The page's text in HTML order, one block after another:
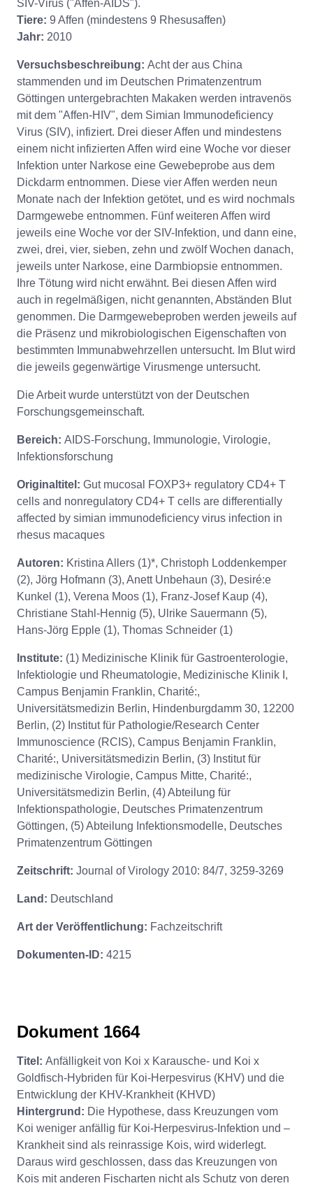
SIV-Virus ("Affen-AIDS").
Tiere: 9 Affen (mindestens 9 Rhesusaffen)
Jahr: 2010
Versuchsbeschreibung: Acht der aus China
stammenden und im Deutschen Primatenzentrum
Göttingen untergebrachten Makaken werden intravenös
mit dem "Affen-HIV", dem Simian Immunodeficiency
Virus (SIV), infiziert. Drei dieser Affen und mindestens
einem nicht infizierten Affen wird eine Woche vor dieser
Infektion unter Narkose eine Gewebeprobe aus dem
Dickdarm entnommen. Diese vier Affen werden neun
Monate nach der Infektion getötet, und es wird nochmals
Darmgewebe entnommen. Fünf weiteren Affen wird
jeweils eine Woche vor der SIV-Infektion, und dann eine,
zwei, drei, vier, sieben, zehn und zwölf Wochen danach,
jeweils unter Narkose, eine Darmbiopsie entnommen.
Ihre Tötung wird nicht erwähnt. Bei diesen Affen wird
auch in regelmäßigen, nicht genannten, Abständen Blut
genommen. Die Darmgewebeproben werden jeweils auf
die Präsenz und mikrobiologischen Eigenschaften von
bestimmten Immunabwehrzellen untersucht. Im Blut wird
die jeweils gegenwärtige Virusmenge untersucht.
Die Arbeit wurde unterstützt von der Deutschen
Forschungsgemeinschaft.
Bereich: AIDS-Forschung, Immunologie, Virologie,
Infektionsforschung
Originaltitel: Gut mucosal FOXP3+ regulatory CD4+ T
cells and nonregulatory CD4+ T cells are differentially
affected by simian immunodeficiency virus infection in
rhesus macaques
Autoren: Kristina Allers (1)*, Christoph Loddenkemper
(2), Jörg Hofmann (3), Anett Unbehaun (3), Desiré:e
Kunkel (1), Verena Moos (1), Franz-Josef Kaup (4),
Christiane Stahl-Hennig (5), Ulrike Sauermann (5),
Hans-Jörg Epple (1), Thomas Schneider (1)
Institute: (1) Medizinische Klinik für Gastroenterologie,
Infektiologie und Rheumatologie, Medizinische Klinik I,
Campus Benjamin Franklin, Charité:,
Universitätsmedizin Berlin, Hindenburgdamm 30, 12200
Berlin, (2) Institut für Pathologie/Research Center
Immunoscience (RCIS), Campus Benjamin Franklin,
Charité:, Universitätsmedizin Berlin, (3) Institut für
medizinische Virologie, Campus Mitte, Charité:,
Universitätsmedizin Berlin, (4) Abteilung für
Infektionspathologie, Deutsches Primatenzentrum
Göttingen, (5) Abteilung Infektionsmodelle, Deutsches
Primatenzentrum Göttingen
Zeitschrift: Journal of Virology 2010: 84/7, 3259-3269
Land: Deutschland
Art der Veröffentlichung: Fachzeitschrift
Dokumenten-ID: 4215
Dokument 1664
Titel: Anfälligkeit von Koi x Karausche- und Koi x
Goldfisch-Hybriden für Koi-Herpesvirus (KHV) und die
Entwicklung der KHV-Krankheit (KHVD)
Hintergrund: Die Hypothese, dass Kreuzungen vom
Koi weniger anfällig für Koi-Herpesvirus-Infektion und –
Krankheit sind als reinrassige Kois, wird widerlegt.
Daraus wird geschlossen, dass das Kreuzungen von
Kois mit anderen Fischarten nicht als Schutz von deren